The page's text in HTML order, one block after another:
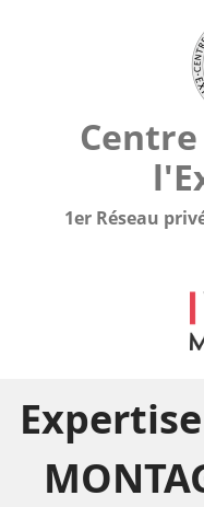
1er Réseau